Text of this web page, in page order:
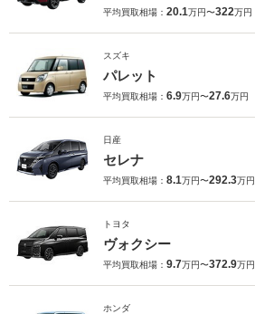
平均買取相場： 20.1万円〜322万円
スズキ
パレット
平均買取相場： 6.9万円〜27.6万円
日産
セレナ
平均買取相場： 8.1万円〜292.3万円
トヨタ
ヴォクシー
平均買取相場： 9.7万円〜372.9万円
ホンダ